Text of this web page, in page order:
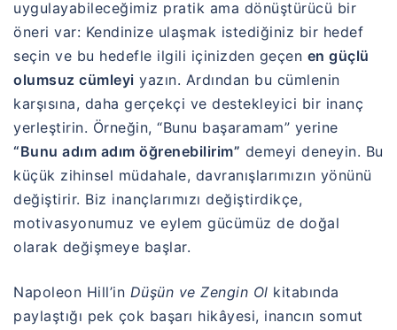
uygulayabileceğimiz pratik ama dönüştürücü bir
öneri var: Kendinize ulaşmak istediğiniz bir hedef
seçin ve bu hedefle ilgili içinizden geçen en güçlü
olumsuz cümleyi yazın. Ardından bu cümlenin
karşısına, daha gerçekçi ve destekleyici bir inanç
yerleştirin. Örneğin, “Bunu başaramam” yerine
“Bunu adım adım öğrenebilirim” demeyi deneyin. Bu
küçük zihinsel müdahale, davranışlarımızın yönünü
değiştirir. Biz inançlarımızı değiştirdikçe,
motivasyonumuz ve eylem gücümüz de doğal
olarak değişmeye başlar.
Napoleon Hill’in Düşün ve Zengin Ol kitabında
paylaştığı pek çok başarı hikâyesi, inancın somut